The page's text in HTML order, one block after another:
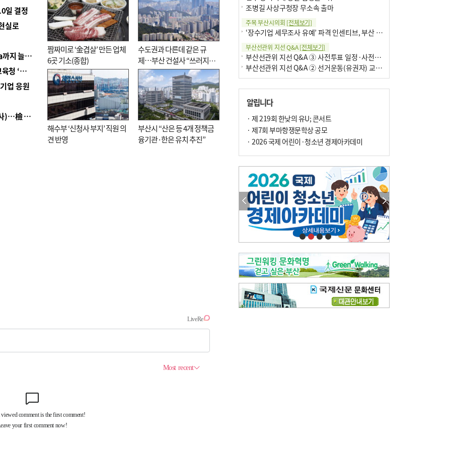
일 결정
실로
■ 경남 농정 비전 ‘잘 사는 농촌’…스마트팜 1000㏊까지 늘린다
■ 교육혁신선도지 공모 코앞인데…구·군 난색에 교육청 ‘쩔쩔’
업 응원
■ 검사 신분 버리고 직급하향(10년 이하 저연차 검사)…檢 중수청행 기피
짬짜미로 ‘金겹살’ 만든 업체
6곳 기소(종합)
수도권과 다른데 같은 규
제…부산 건설사 “쓰러지기
직전”
해수부 ‘신청사 부지’ 직원 의
견 반영
부산시 “산은 등 4개 정책금
융기관·한은 유치 추진”
조병길 사상구청장 무소속 출마
주목 부산시의회 [전체보기]
‘장수기업 세무조사 유예’ 파격 인센티브, 부산 유출 막을까
부산선관위 지선 Q&A[전체보기]
부산선관위 지선 Q&A ③ 사전투표 일정·사전투표함 보관
부산선관위 지선 Q&A ② 선거운동(유권자) 교육감투표용지
알립니다
· 제 219회 한낮의 유U; 콘서트
· 제7회 부마항쟁문학상 공모
· 2026 국제 어린이·청소년 경제아카데미